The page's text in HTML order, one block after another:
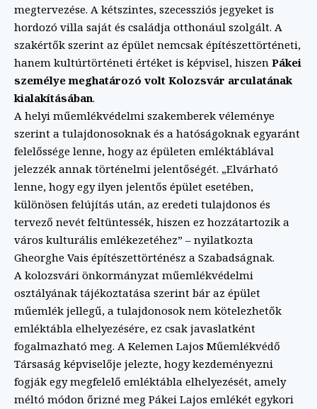
megtervezése. A kétszintes, szecessziós jegyeket is
hordozó villa saját és családja otthonául szolgált. A
szakértők szerint az épület nemcsak építészettörténeti,
hanem kultúrtörténeti értéket is képvisel, hiszen Pákei
személye meghatározó volt Kolozsvár arculatának
kialakításában.
A helyi műemlékvédelmi szakemberek véleménye
szerint a tulajdonosoknak és a hatóságoknak egyaránt
felelőssége lenne, hogy az épületen emléktáblával
jelezzék annak történelmi jelentőségét. „Elvárható
lenne, hogy egy ilyen jelentős épület esetében,
különösen felújítás után, az eredeti tulajdonos és
tervező nevét feltüntessék, hiszen ez hozzátartozik a
város kulturális emlékezetéhez” – nyilatkozta
Gheorghe Vais építészettörténész a Szabadságnak.
A kolozsvári önkormányzat műemlékvédelmi
osztályának tájékoztatása szerint bár az épület
műemlék jellegű, a tulajdonosok nem kötelezhetők
emléktábla elhelyezésére, ez csak javaslatként
fogalmazható meg. A Kelemen Lajos Műemlékvédő
Társaság képviselője jelezte, hogy kezdeményezni
fogják egy megfelelő emléktábla elhelyezését, amely
méltó módon őrizné meg Pákei Lajos emlékét egykori